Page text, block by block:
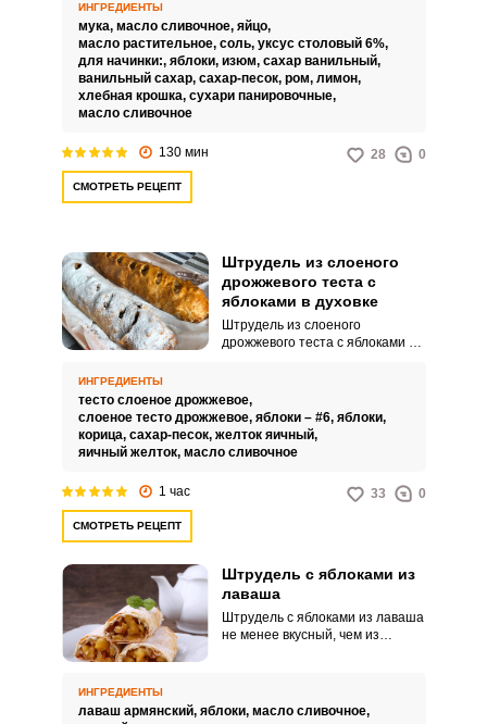
хозяйка. Несложный рецепт не
доставит особых хлопот, но
заставит немного потрудиться и
набраться терпения.
ИНГРЕДИЕНТЫ
мука, масло сливочное, яйцо,
масло растительное, соль, уксус столовый 6%,
для начинки:, яблоки, изюм, сахар ванильный,
ванильный сахар, сахар-песок, ром, лимон,
хлебная крошка, сухари панировочные,
масло сливочное
130 мин 28 0
СМОТРЕТЬ РЕЦЕПТ
Штрудель из слоеного
дрожжевого теста с
яблоками в духовке
Штрудель из слоеного
дрожжевого теста с яблоками в
готовится элементарно.
Яблочное угощение подойдет
не только для семейного или
дружеского чаепития, но и для
ИНГРЕДИЕНТЫ
тесто слоеное дрожжевое,
слоеное тесто дрожжевое, яблоки – #6, яблоки,
корица, сахар-песок, желток яичный,
яичный желток, масло сливочное
1 час 33 0
СМОТРЕТЬ РЕЦЕПТ
Штрудель с яблоками из
лаваша
Штрудель с яблоками из лаваша
не менее вкусный, чем из
своему желанию.
ИНГРЕДИЕНТЫ
лаваш армянский, яблоки, масло сливочное,
ВХОД НА САЙТ РЕГИСТРАЦИЯ
с помощью социальных сетей: